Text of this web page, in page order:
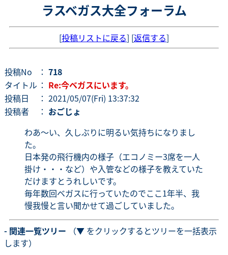
ラスベガス大全フォーラム
[投稿リストに戻る] [返信する]
投稿No ： 718
タイトル ： Re:今ベガスにいます。
投稿日
： 2021/05/07(Fri) 13:37:32
投稿者
： おごじょ
わあ～い、久しぶりに明るい気持ちになりまし
た。
日本発の飛行機内の様子（エコノミー3席を一人
掛け・・・など）や入管などの様子を教えていた
だけますとうれしいです。
毎年数回ベガスに行っていたのでここ1年半、我
慢我慢と言い聞かせて過ごしていました。
- 関連一覧ツリー （▼ をクリックするとツリーを一括表示
します）